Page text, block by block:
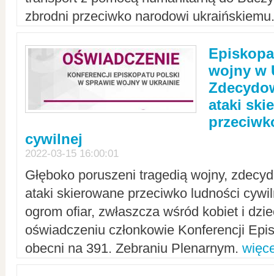
zbrodni przeciwko narodowi
wojny w
ataki
cywilnej
2022-03-15 16:00:01
Głęboko poruszeni tragedią wojny,
ataki skierowane przeciwko ludności
ogrom ofiar, zwłaszcza wśród kobiet i
oświadczeniu członkowie Konferencji
obecni na 391. Zebraniu Plenarnym.